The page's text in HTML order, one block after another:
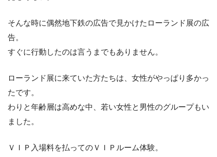
そんな時に偶然地下鉄の広告で見かけたローランド展の広
告。
すぐに行動したのは言うまでもありません。
ローランド展に来ていた方たちは、女性がやっぱり多かっ
たです。
わりと年齢層は高めな中、若い女性と男性のグループもい
ました。
ＶＩＰ入場料を払ってのＶＩＰルーム体験。